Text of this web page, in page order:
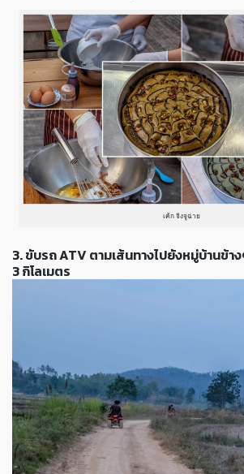
เค้ก จิงจูฉ่าย
3. ขับรถ ATV ตามเส้นทางไปยังหมู่บ้านข้า
3 กิโลเมตร